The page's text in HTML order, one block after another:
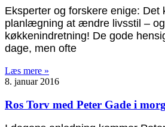
Eksperter og forskere enige:
planlægning at ændre livsstil –
køkkenindretning! De gode
dage, men ofte
Læs mere »
8. januar 2016
Ros Torv med Peter Gade i